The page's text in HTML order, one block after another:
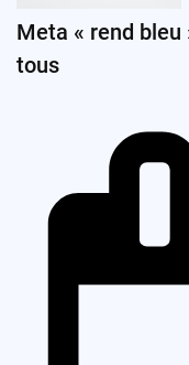
Meta « rend
tous